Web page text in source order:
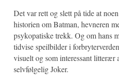
Det var rett og slett på tide at
historien om Batman, hevneren
psykopatiske trekk. Og om hans
tidvise speilbilder i
visuelt og som interessant litterær
selvfølgelig Joker.